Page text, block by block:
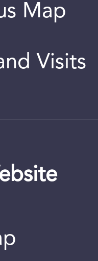
Map
Visits